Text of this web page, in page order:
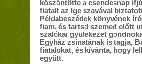
köszöntötte a csendesnap
fiatalt az Ige szavával
Példabeszédek könyvének
fiam, és tartsd szemed előtt
szalókai gyülekezet
Egyház zsinatának is tagja,
fiatalokat, és kívánta, hogy
együtt.